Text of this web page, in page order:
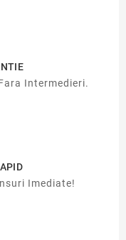
Intermedieri.
Imediate!